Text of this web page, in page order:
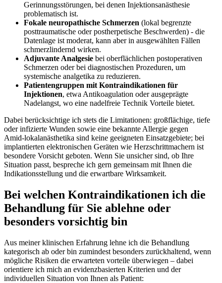
Gerinnungsstörungen, bei denen ⁢Injektionsanästhesie
problematisch ist.
Fokale neuropathische Schmerzen (lokal begrenzte
posttraumatische ⁢oder postherpetische Beschwerden) ⁢- die
Datenlage ist moderat,⁢ kann aber in ausgewählten Fällen
schmerzlindernd wirken.
Adjuvante Analgesie bei​ oberflächlichen postoperativen
Schmerzen oder​ bei diagnostischen Prozeduren, um
⁤systemische analgetika zu reduzieren.
Patientengruppen mit⁣ Kontraindikationen für
Injektionen, etwa Antikoagulation oder ausgeprägte⁤
Nadelangst, wo⁢ eine nadelfreie Technik Vorteile bietet.
Dabei berücksichtige ich stets die‍ Limitationen: großflächige, tiefe
oder infizierte Wunden sowie eine bekannte Allergie ⁢gegen
Amid‑lokalanästhetika sind keine geeigneten Einsatzgebiete;​ bei
implantierten ⁢elektronischen Geräten wie Herzschrittmachern ist
besondere‌ Vorsicht⁢ geboten.‍ Wenn Sie ‍unsicher sind, ob Ihre
Situation passt,‌ bespreche ich ⁢gern gemeinsam mit Ihnen die
⁢Indikationsstellung und die ⁣erwartbare ‍Wirksamkeit.
Bei welchen Kontraindikationen ich die
Behandlung für ⁣Sie ablehne oder
⁣besonders vorsichtig bin
Aus meiner klinischen Erfahrung lehne ich die Behandlung
kategorisch​ ab oder bin zumindest besonders zurückhaltend, wenn
mögliche Risiken die erwarteten vorteile überwiegen – dabei
‍orientiere ich mich an evidenzbasierten Kriterien und der
individuellen Situation von⁢ Ihnen als Patient:​